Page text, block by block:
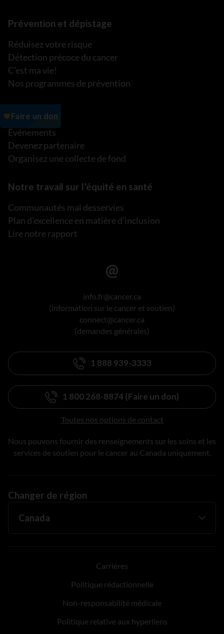
Prévention et dépistage
Réduisez votre risque
Détection précoce du cancer
C’est ma vie!
Nos programmes de prévention
Événements
Événements
Devenez partenaire
Organisez une collecte de fond
Notre travail sur l’équité en santé
Communautés mal desservies
Plan d’excellence en matière d’inclusion
Lire notre rapport
info.fr@cancer.ca
(information sur le cancer et soutien)
connect@cancer.ca
(demandes générales)
1 888 939-3333
1 800 268-8874 (Faire un don)
Toutes nos options de contact
Nous pouvons fournir des renseignements sur les soins et les
services de soutien pour le cancer au Canada uniquement.
Changer de région
Carrières
Politique rédactionnelle
Non-responsabilité médicale
Politique relative aux hyperliens